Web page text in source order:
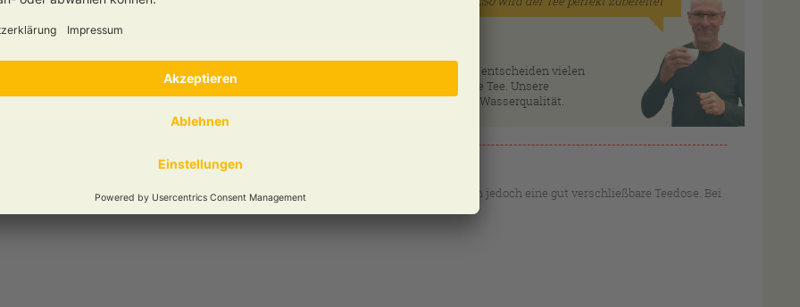
Tee ist ein Naturprodukt. Bei seiner Zubereitung entscheiden vielen
Faktoren über den Geschmack der fertigen Tasse Tee. Unsere
Angaben sind Vorschläge basierend auf unserer Wasserqualität.
Tüte abgefüllt. Für eine optimale Aufbewahrung und Lagerung, empfiehlt sich jedoch eine gut verschließbare Teedose. Bei
Sie uns einfach eine Email.